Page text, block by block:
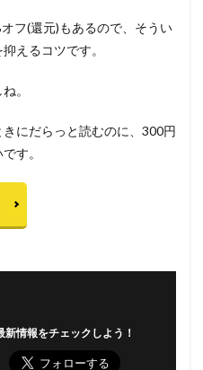
フ(還元)もあるので、そうい
えるコツです。
。
にだらっと読むのに、300円
す。
新情報をチェックしよう！